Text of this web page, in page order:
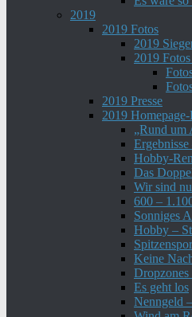
2019
2019 Fotos
2019
2019
2019 Presse
2019
„Rund
Hobby-
Das
Wir sind
600 –
Sonniges
Hobby –
Keine
Dropzones
Es geht los
Nenngeld